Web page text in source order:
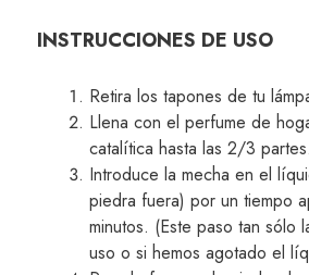
INSTRUCCIONES DE USO
Retira los tapones de tu
Llena con el perfume de
catalítica hasta las 2/3 partes.
Introduce la mecha en el
piedra fuera) por un tiempo
minutos. (Este paso tan sólo
uso o si hemos agotado el